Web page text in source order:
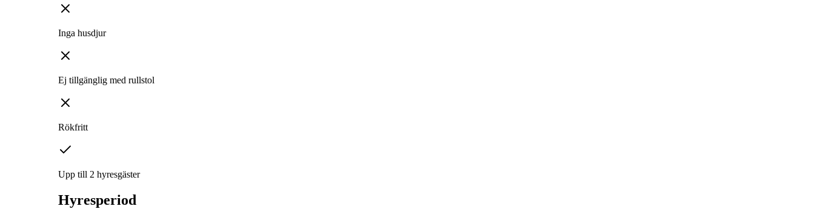
Inga husdjur
Ej tillgänglig med rullstol
Rökfritt
Upp till 2 hyresgäster
Hyresperiod